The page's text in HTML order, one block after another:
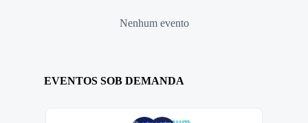
Nenhum evento
EVENTOS SOB DEMANDA